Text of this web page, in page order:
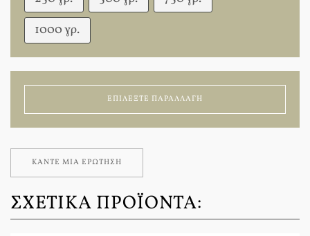
1000 γρ.
ΕΠΙΛΈΞΤΕ ΠΑΡΑΛΛΑΓΉ
ΚΆΝΤΕ ΜΊΑ ΕΡΏΤΗΣΗ
ΣΧΕΤΙΚΆ ΠΡΟΪΌΝΤΑ: